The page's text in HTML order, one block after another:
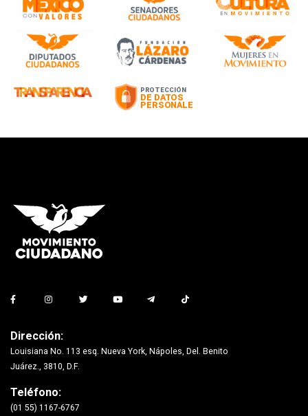
Dirección:
Louisiana No. 113 esq. Nueva York, Nápoles, Del. Benito
Juárez., 3810, D.F.
Teléfono:
(01 55) 1167-6767